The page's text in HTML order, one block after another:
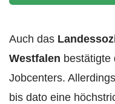
Auch das
Westfalen bestätigte
Jobcenters.
bis dato eine